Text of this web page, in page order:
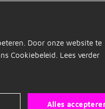
als delicatessenwinkel. Nu
de grootste
Door onze website te
Cookiebeleid. Lees verder
Alles